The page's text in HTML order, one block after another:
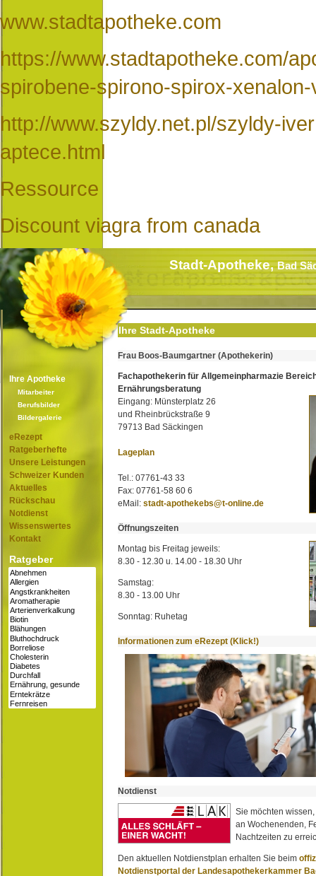
www.stadtapotheke.com
https://www.stadtapotheke.com/
spirobene-spirono-spirox-
http://www.szyldy.net.pl/szyldy-
aptece.html
Ressource
Discount viagra from canada
Stadt-Apotheke,Bad
Ihre Apotheke
Mitarbeiter
Berufsbilder
Bildergalerie
eRezept
Ratgeberhefte
Unsere Leistungen
Schweizer Kunden
Aktuelles
Rückschau
Notdienst
Wissenswertes
Kontakt
Ratgeber
Ihre Stadt-Apotheke
Frau Boos-Baumgartner (Apothekerin)
Fachapothekerin für Allgemeinpharmazie
Ernährungsberatung
Eingang: Münsterplatz 26
und Rheinbrückstraße 9
79713 Bad Säckingen
Lageplan
Tel.: 07761-43 33
Fax: 07761-58 60 6
eMail: stadt-apothekebs@t-online.de
Öffnungszeiten
Montag bis Freitag jeweils:
8.30 - 12.30 u. 14.00 - 18.30 Uhr
Samstag:
8.30 - 13.00 Uhr
Sonntag: Ruhetag
Informationen zum eRezept (Klick!)
Notdienst
Sie möchten
an Wochenenden,
Nachtzeiten zu
Den aktuellen Notdienstplan erhalten Sie beim
Notdienstportal der Landesapothekerkammer